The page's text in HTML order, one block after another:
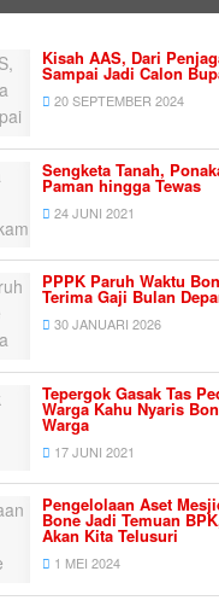
Kisah AAS, Dari
Sampai Jadi Calon
20 SEPTEMBER 2024
Sengketa Tanah,
Paman hingga Tewas
24 JUNI 2021
PPPK Paruh Waktu
Terima Gaji Bulan
30 JANUARI 2026
Tepergok Gasak Tas
Warga Kahu Nyaris
Warga
17 JUNI 2021
Pengelolaan Aset
Bone Jadi Temuan
Akan Kita Telusuri
1 MEI 2024